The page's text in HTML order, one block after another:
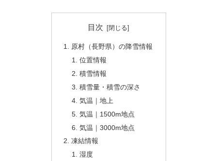
目次
原村（長野県）の降雪情報
位置情報
積雪情報
積雪量・積雪の深さ
気温｜地上
気温｜1500m地点
気温｜3000m地点
凍結情報
湿度